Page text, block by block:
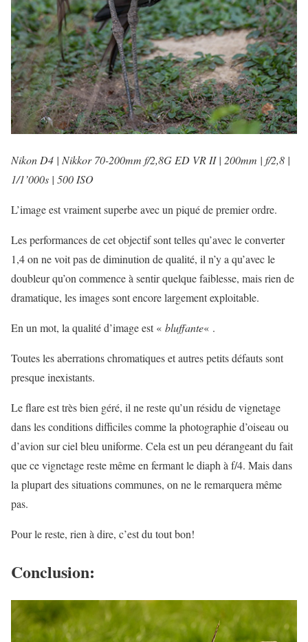
Nikon D4 | Nikkor 70-200mm f/2,8G ED VR II | 200mm | f/2,8 |
1/1’000s | 500 ISO
L’image est vraiment superbe avec un piqué de premier ordre.
Les performances de cet objectif sont telles qu’avec le converter
1,4 on ne voit pas de diminution de qualité, il n’y a qu’avec le
doubleur qu’on commence à sentir quelque faiblesse, mais rien de
dramatique, les images sont encore largement exploitable.
En un mot, la qualité d’image est « bluffante« .
Toutes les aberrations chromatiques et autres petits défauts sont
presque inexistants.
Le flare est très bien géré, il ne reste qu’un résidu de vignetage
dans les conditions difficiles comme la photographie d’oiseau ou
d’avion sur ciel bleu uniforme. Cela est un peu dérangeant du fait
que ce vignetage reste même en fermant le diaph à f/4. Mais dans
la plupart des situations communes, on ne le remarquera même
pas.
Pour le reste, rien à dire, c’est du tout bon!
Conclusion: